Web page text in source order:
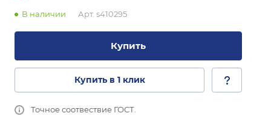
В наличии Арт. s410295
Купить
Купить в 1 клик
Точное соотвествие ГОСТ.